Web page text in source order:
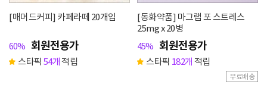
[매머드커피] 카페라떼 20개입
60% 회원전용가
스타픽 54개적립
[동화약품] 마그랩 포 스트레스
25mg x 20병
45% 회원전용가
스타픽 182개 적립
무료배송